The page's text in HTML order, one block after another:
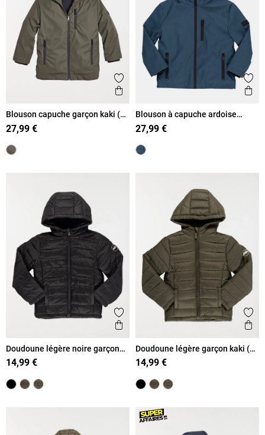
Ajouter aux favoris
Aperçu rapide
Blouson capuche garçon kaki (3-
12A)
27,99 €
Blouson à capuche ardoise
garçon (3-12A)
27,99 €
Ajouter aux favoris
Aperçu rapide
Doudoune légère noire garçon
(3-12A)
14,99 €
Doudoune légère garçon kaki (3-
12A)
14,99 €